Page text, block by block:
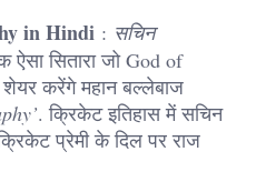
in Hindi : सचिन
सितारा जो God of
करेंगे महान बल्लेबाज
. क्रिकेट इतिहास में सचिन
प्रेमी के दिल पर राज